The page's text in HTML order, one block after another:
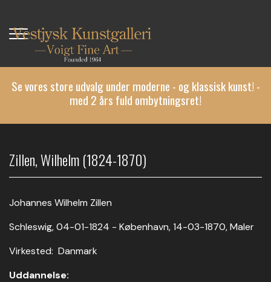
hovedindhold
Se vores store udvalg under moderne - og klassisk kunst! -
med 2 års fuld ombytningsret!
Zillen, Wilhelm (1824-1870)
Johannes Wilhelm Zillen
Schleswig, 04-01-1824 - København, 14-03-1870, Maler
Virkested: Danmark
Uddannelse: